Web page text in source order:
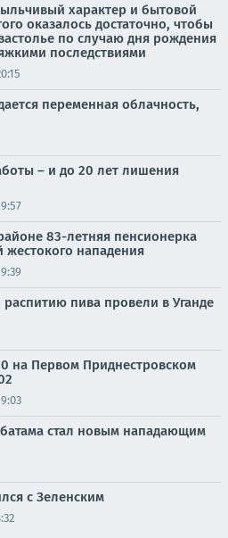
характер и бытовой
оказалось достаточно, чтобы
по случаю дня рождения
последствиями
переменная облачность,
– и до 20 лет лишения
83-летняя пенсионерка
жестокого нападения
пива провели в Уганде
на Первом Приднестровском
стал новым нападающим
с Зеленским